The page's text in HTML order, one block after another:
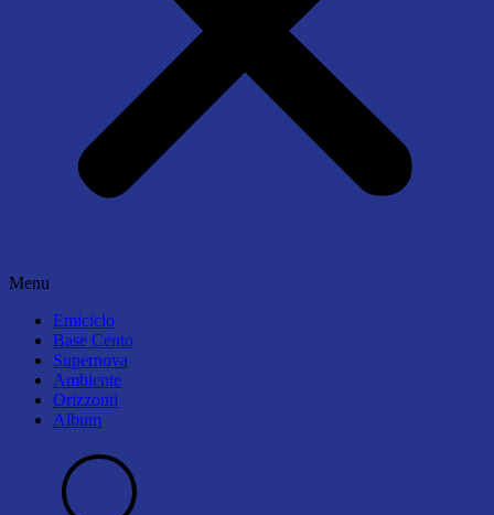
Menu
Emiciclo
Base Cento
Supernova
Ambiente
Orizzonti
Album